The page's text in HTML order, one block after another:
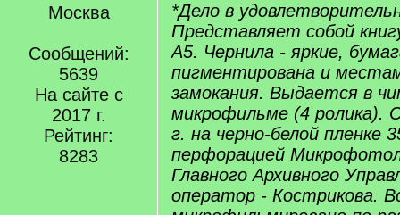
Москва
Сообщений:
5639
На сайте с
2017 г.
Рейтинг:
8283
*Дело в
Представляет собой
А5. Чернила - яркие,
пигментирована и
замокания. Выдается в
микрофильме (4 ролика).
г. на черно-белой пленке
перфорацией
Главного Архивного
оператор - Кострикова.